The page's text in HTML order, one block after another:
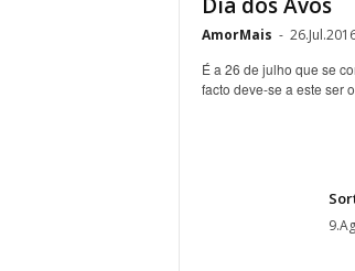
AmorMais -
É a 26 de julho que se
facto deve-se a este ser